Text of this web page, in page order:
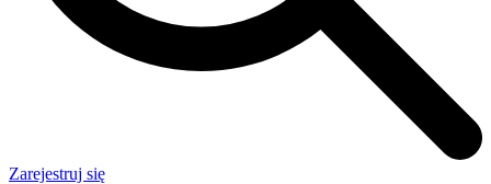
Zarejestruj się